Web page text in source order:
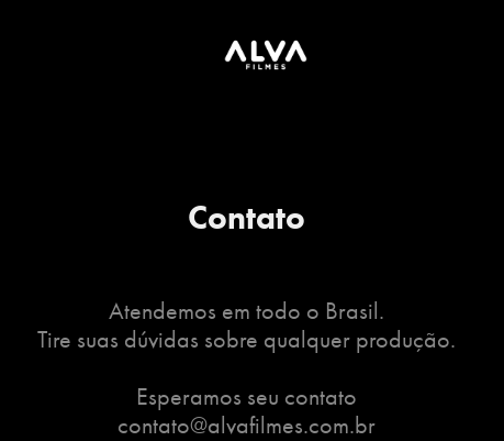
Contato
Atendemos em todo o Brasil.
Tire suas dúvidas sobre qualquer produção.
Esperamos seu contato
contato@alvafilmes.com.br